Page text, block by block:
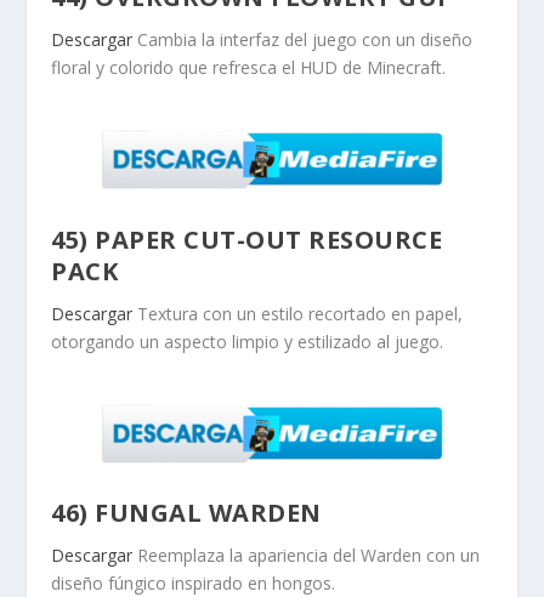
Descargar Cambia la interfaz del juego con un diseño
floral y colorido que refresca el HUD de Minecraft.
45) PAPER CUT-OUT RESOURCE
PACK
Descargar Textura con un estilo recortado en papel,
otorgando un aspecto limpio y estilizado al juego.
46) FUNGAL WARDEN
Descargar Reemplaza la apariencia del Warden con un
diseño fúngico inspirado en hongos.